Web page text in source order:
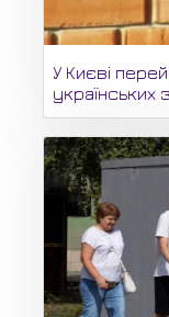
У Києві
українських